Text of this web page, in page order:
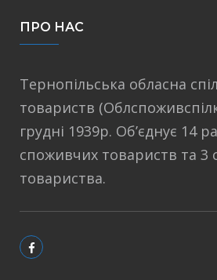
ПРО НАС
Тернопільська обласна
товариств
грудні 1939р. Об’єднує 14
споживчих товариств та 3
товариства.